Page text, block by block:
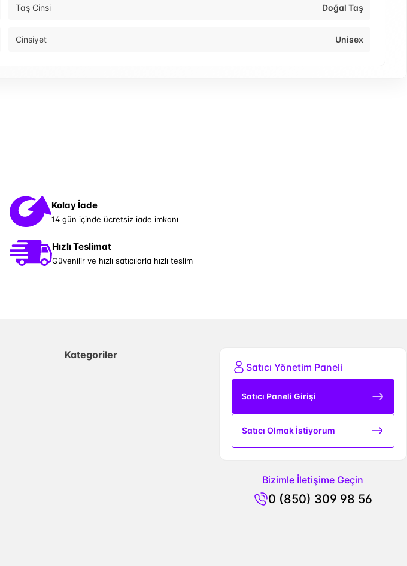
Taş Cinsi Doğal Taş
Cinsiyet Unisex
Kolay İade
14 gün içinde ücretsiz iade imkanı
Hızlı Teslimat
Güvenilir ve hızlı satıcılarla hızlı teslim
Kategoriler
Satıcı Yönetim Paneli
Satıcı Paneli Girişi
Satıcı Olmak İstiyorum
Bizimle İletişime Geçin
0 (850) 309 98 56